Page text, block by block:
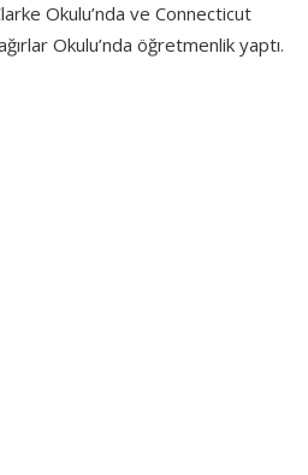
Okulu’nda ve Connecticut
Okulu’nda öğretmenlik yaptı.